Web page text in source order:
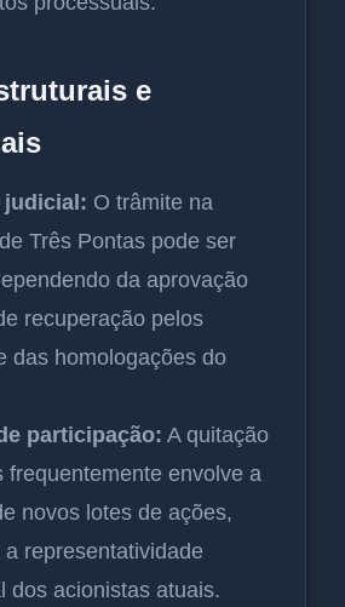
e
judicial: O trâmite na
Três Pontas pode ser
da aprovação
recuperação pelos
das homologações do
participação: A quitação
frequentemente envolve a
novos lotes de ações,
a representatividade
dos acionistas atuais.